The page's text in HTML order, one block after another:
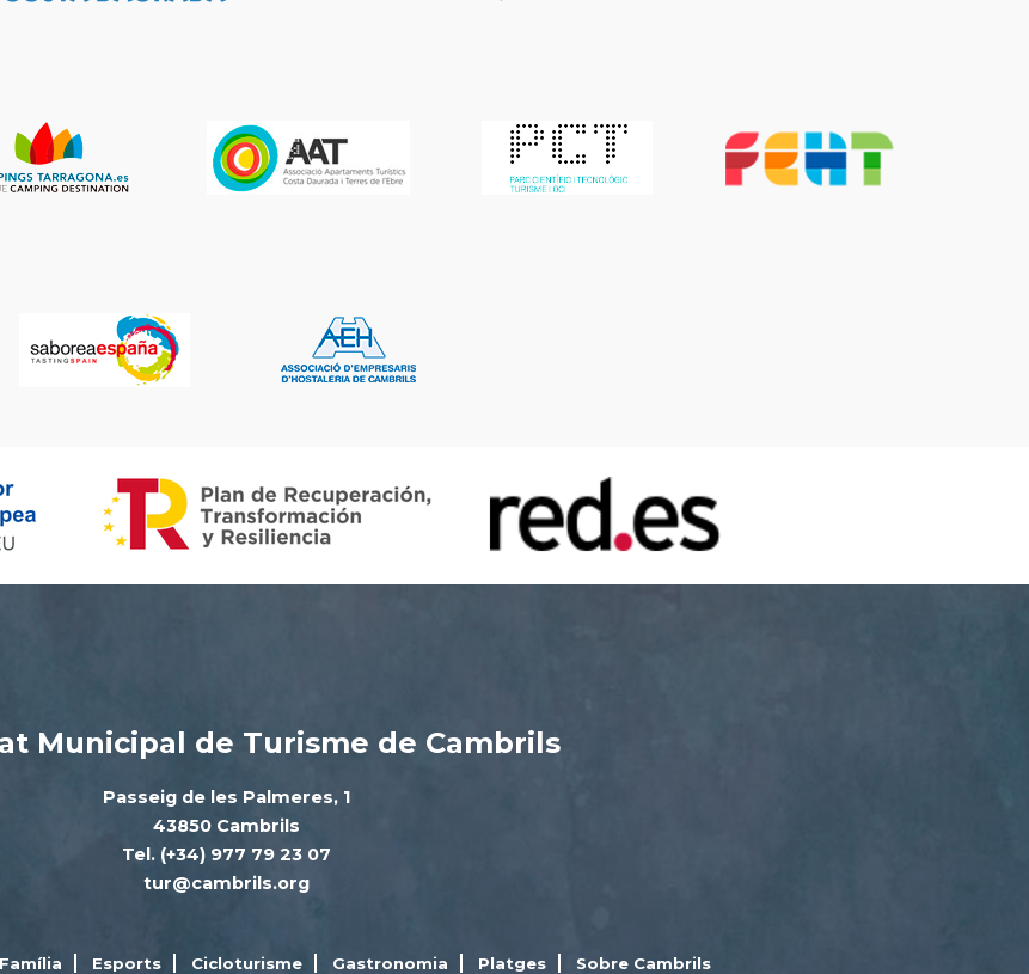
Municipal de Turisme de Cambrils
Passeig de les Palmeres, 1
43850 Cambrils
Tel. (+34) 977 79 23 07
tur@cambrils.org
Esports Cicloturisme Gastronomia Platges Sobre Cambrils